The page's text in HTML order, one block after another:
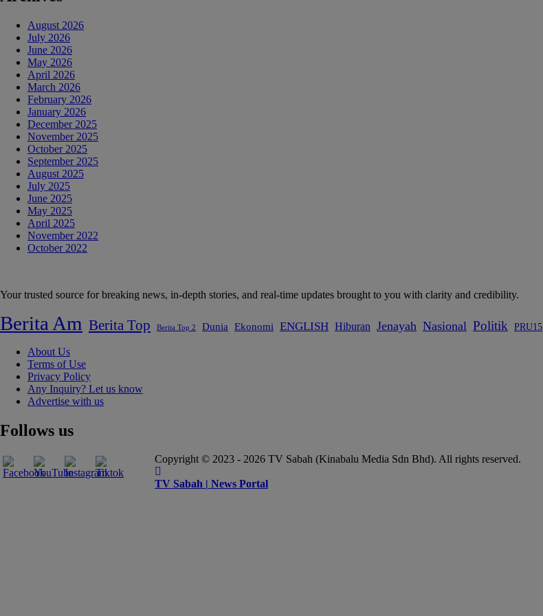
August 2026
July 2026
June 2026
May 2026
April 2026
March 2026
February 2026
January 2026
December 2025
November 2025
October 2025
September 2025
August 2025
July 2025
June 2025
May 2025
April 2025
November 2022
October 2022
Your trusted source for breaking news, in-depth stories, and real-time updates brought to you with clarity and credibility.
Berita Am Berita Top Berita Top 2 Dunia Ekonomi ENGLISH Hiburan Jenayah Nasional Politik PRU15
About Us
Terms of Use
Privacy Policy
Any Inquiry? Let us know
Advertise with us
Follows us
Copyright © 2023 - 2026 TV Sabah (Kinabalu Media Sdn Bhd). All rights reserved.
TV Sabah | News Portal